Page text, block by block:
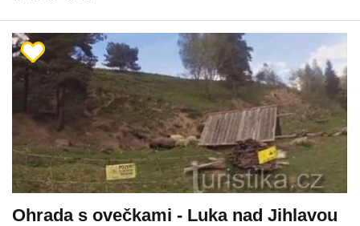
Ohrada s ovečkami - Luka nad Jihlavou